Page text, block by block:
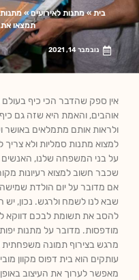
בית»מתנות לאירועים»
תמצאו את
נובמבר 14, 2021
אין ספק שהדבר הכי כיף
אוהבים, והאמת היא שזה גם
ולראות אותם מתמלאים
למצוא מתנות סמליות ולא
על בני המשפחה שלנו, האנשים
שכבר חשוב למצוא רעיונות
אם מדובר על יום הולדת
שבא לנו לשמח ולרגש. נכון, יש
להסב את תשומת לבכם דווקא
מודפסות. מדובר על מתנות
מרגש בצירוף תמונה
עותקים הוא בית דפוס מקוון
מאפשר לערוך את העיצוב